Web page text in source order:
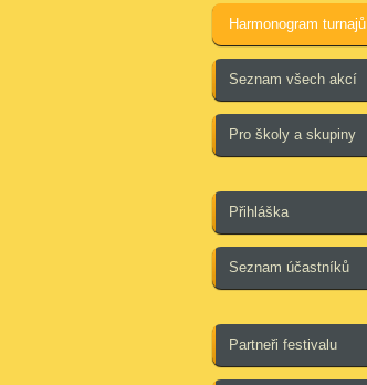
Harmonogram turnajů
Seznam všech akcí
Pro školy a skupiny
Přihláška
Seznam účastníků
Partneři festivalu